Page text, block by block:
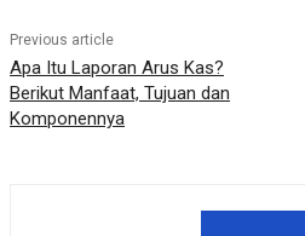
Previous article
Apa Itu Laporan Arus Kas?
Berikut Manfaat, Tujuan dan
Komponennya